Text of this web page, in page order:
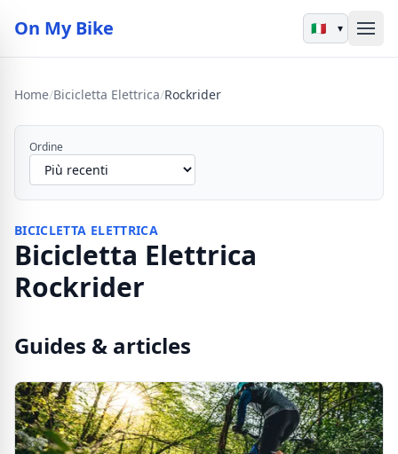
On My Bike ▾
Home/Bicicletta Elettrica/Rockrider
Ordine
BICICLETTA ELETTRICA
Bicicletta Elettrica
Rockrider
Guides & articles